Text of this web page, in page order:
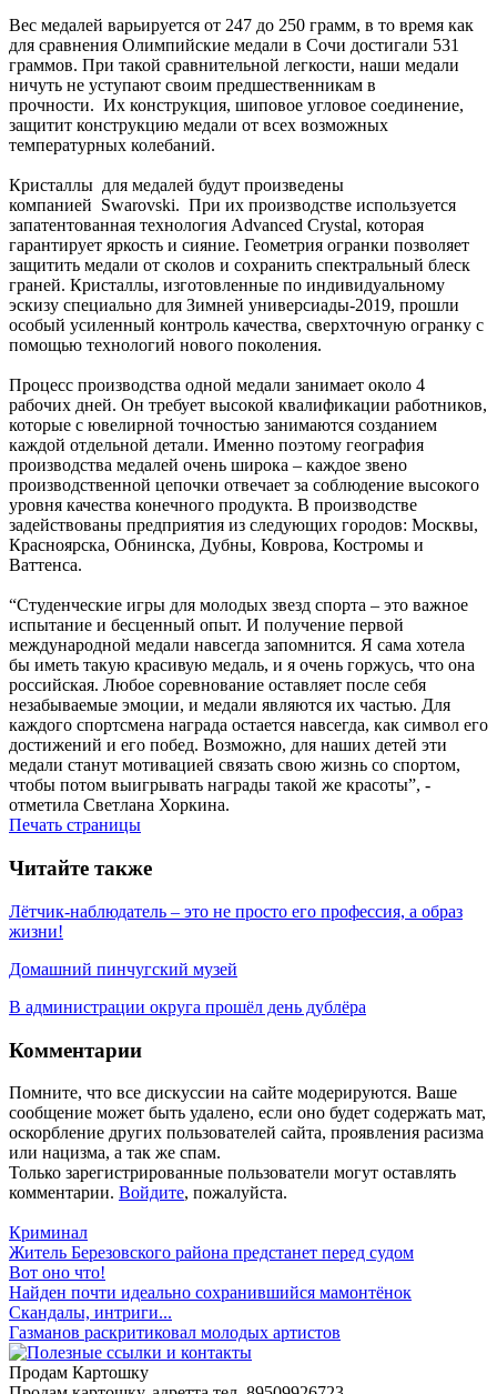
Вес медалей варьируется от 247 до 250 грамм, в то время как
для сравнения Олимпийские медали в Сочи достигали 531
граммов. При такой сравнительной легкости, наши медали
ничуть не уступают своим предшественникам в
прочности. Их конструкция, шиповое угловое соединение,
защитит конструкцию медали от всех возможных
температурных колебаний.
Кристаллы для медалей будут произведены
компанией Swarovski. При их производстве используется
запатентованная технология Advanced Crystal, которая
гарантирует яркость и сияние. Геометрия огранки позволяет
защитить медали от сколов и сохранить спектральный блеск
граней. Кристаллы, изготовленные по индивидуальному
эскизу специально для Зимней универсиады-2019, прошли
особый усиленный контроль качества, сверхточную огранку с
помощью технологий нового поколения.
Процесс производства одной медали занимает около 4
рабочих дней. Он требует высокой квалификации работников,
которые с ювелирной точностью занимаются созданием
каждой отдельной детали. Именно поэтому география
производства медалей очень широка – каждое звено
производственной цепочки отвечает за соблюдение высокого
уровня качества конечного продукта. В производстве
задействованы предприятия из следующих городов: Москвы,
Красноярска, Обнинска, Дубны, Коврова, Костромы и
Ваттенса.
“Студенческие игры для молодых звезд спорта – это важное
испытание и бесценный опыт. И получение первой
международной медали навсегда запомнится. Я сама хотела
бы иметь такую красивую медаль, и я очень горжусь, что она
российская. Любое соревнование оставляет после себя
незабываемые эмоции, и медали являются их частью. Для
каждого спортсмена награда остается навсегда, как символ его
достижений и его побед. Возможно, для наших детей эти
медали станут мотивацией связать свою жизнь со спортом,
чтобы потом выигрывать награды такой же красоты”, -
отметила Светлана Хоркина.
Печать страницы
Читайте также
Лётчик-наблюдатель – это не просто его профессия, а образ
жизни!
Домашний пинчугский музей
В администрации округа прошёл день дублёра
Комментарии
Помните, что все дискуссии на сайте модерируются. Ваше
сообщение может быть удалено, если оно будет содержать мат,
оскорбление других пользователей сайта, проявления расизма
или нацизма, а так же спам.
Только зарегистрированные пользователи могут оставлять
комментарии. Войдите, пожалуйста.
Криминал
Житель Березовского района предстанет перед судом
Вот оно что!
Найден почти идеально сохранившийся мамонтёнок
Скандалы, интриги...
Газманов раскритиковал молодых артистов
Продам Картошку